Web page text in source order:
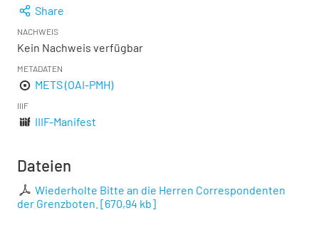
Share
NACHWEIS
Kein Nachweis verfügbar
METADATEN
METS (OAI-PMH)
IIIF
IIIF-Manifest
Dateien
Wiederholte Bitte an die Herren Correspondenten
der Grenzboten. [670,94 kb]